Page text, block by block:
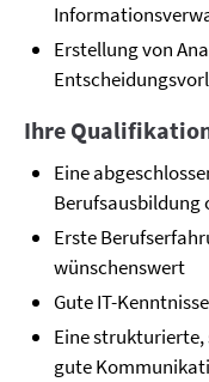
Erstellung von
Ihre
Eine
Berufsausbildung
Erste
wünschenswert
Gute IT-
Eine strukturierte,
gute